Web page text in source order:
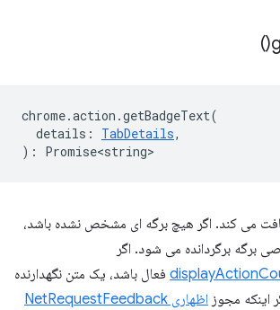
)
chrome.action .getBadgeText(
details : TabDetails,
) : Promise<string>
می کند. اگر هیچ برگه ای مشخص نشده باشد،
برگه برگردانده می شود. اگر
فعال باشد، یک متن نگهدارنده
اینکه مجوز اظهاری NetRequestFeedback